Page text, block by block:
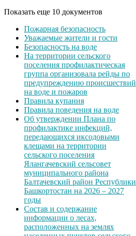
Показать еще 10 документов
Пожарная безопасность
Уважаемые жители и гости
Безопасность на воде
На территории сельского
поселения профилактическая
группа организовала рейды по
предупреждению происшествий
на воде и пожаров
Правила купания
Правила поведения на воде
Об утверждении Плана по
профилактике инфекций,
передающихся иксодовыми
клещами на территории
сельского поселения
Ялангачевский сельсовет
муниципального района
Балтачевский район Республики
Башкортостан на 2026 – 2027
годы
Состав и содержание
информации о лесах,
расположенных на землях